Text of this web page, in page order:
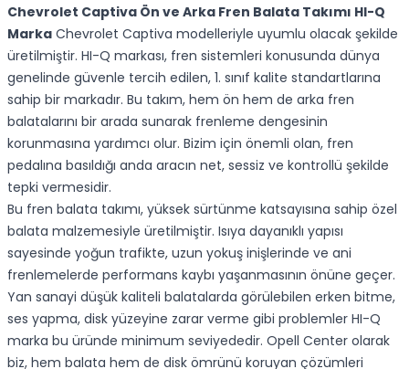
Chevrolet Captiva Ön ve Arka Fren Balata Takımı HI-Q
Marka Chevrolet Captiva modelleriyle uyumlu olacak şekilde
üretilmiştir. HI-Q markası, fren sistemleri konusunda dünya
genelinde güvenle tercih edilen, 1. sınıf kalite standartlarına
sahip bir markadır. Bu takım, hem ön hem de arka fren
balatalarını bir arada sunarak frenleme dengesinin
korunmasına yardımcı olur. Bizim için önemli olan, fren
pedalına basıldığı anda aracın net, sessiz ve kontrollü şekilde
tepki vermesidir.
Bu fren balata takımı, yüksek sürtünme katsayısına sahip özel
balata malzemesiyle üretilmiştir. Isıya dayanıklı yapısı
sayesinde yoğun trafikte, uzun yokuş inişlerinde ve ani
frenlemelerde performans kaybı yaşanmasının önüne geçer.
Yan sanayi düşük kaliteli balatalarda görülebilen erken bitme,
ses yapma, disk yüzeyine zarar verme gibi problemler HI-Q
marka bu üründe minimum seviyededir. Opell Center olarak
biz, hem balata hem de disk ömrünü koruyan çözümleri